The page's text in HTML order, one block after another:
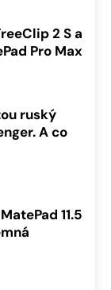
2 S a
Pro Max
ruský
A co
11.5